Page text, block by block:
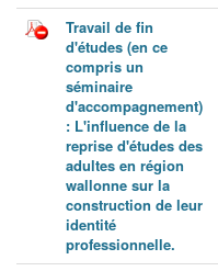
Travail de fin
d'études (en ce
compris un
séminaire
d'accompagnement)
: L'influence de la
reprise d'études des
adultes en région
wallonne sur la
construction de leur
identité
professionnelle.